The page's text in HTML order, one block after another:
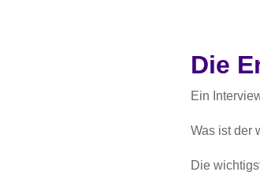
Die
Ein
Was ist der
Die